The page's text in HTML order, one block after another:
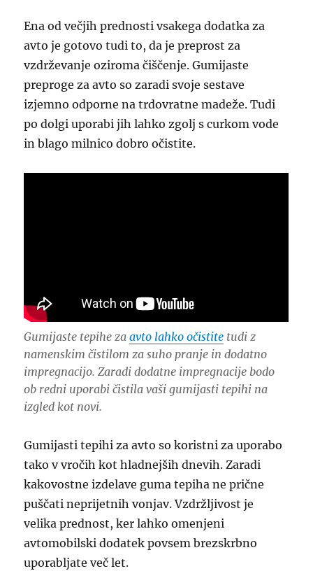
Ena od večjih prednosti vsakega dodatka za
avto je gotovo tudi to, da je preprost za
vzdrževanje oziroma čiščenje. Gumijaste
preproge za avto so zaradi svoje sestave
izjemno odporne na trdovratne madeže. Tudi
po dolgi uporabi jih lahko zgolj s curkom vode
in blago milnico dobro očistite.
Gumijaste tepihe zaavto lahko očistite tudi z
namenskim čistilom za suho pranje in dodatno
impregnacijo. Zaradi dodatne impregnacije bodo
ob redni uporabi čistila vaši gumijasti tepihi na
izgled kot novi.
Gumijasti tepihi za avto so koristni za uporabo
tako v vročih kot hladnejših dnevih. Zaradi
kakovostne izdelave guma tepiha ne prične
puščati neprijetnih vonjav. Vzdržljivost je
velika prednost, ker lahko omenjeni
avtomobilski dodatek povsem brezskrbno
uporabljate več let.